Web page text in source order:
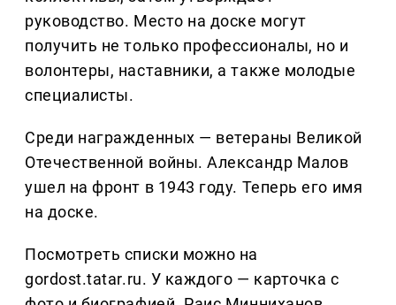
руководство. Место на доске могут
получить не только профессионалы, но и
волонтеры, наставники, а также молодые
специалисты.
Среди награжденных — ветераны Великой
Отечественной войны. Александр Малов
ушел на фронт в 1943 году. Теперь его имя
на доске.
Посмотреть списки можно на
gordost.tatar.ru. У каждого — карточка с